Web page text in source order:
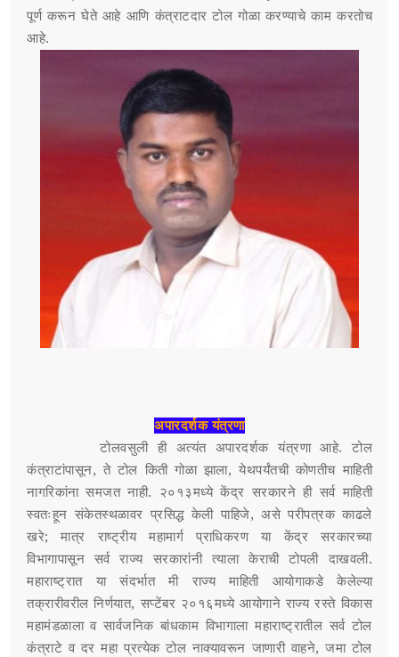
पूर्ण करून घेते आहे आणि कंत्राटदार टोल गोळा करण्याचे काम करतोच
आहे.
अपारदर्शक यंत्रणा
टोलवसुली ही अत्यंत अपारदर्शक यंत्रणा आहे. टोल
कंत्राटांपासून, ते टोल किती गोळा झाला, येथपर्यंतची कोणतीच माहिती
नागरिकांना समजत नाही. २०१३मध्ये केंद्र सरकारने ही सर्व माहिती
स्वतःहून संकेतस्थळावर प्रसिद्ध केली पाहिजे, असे परीपत्रक काढले
खरे; मात्र राष्ट्रीय महामार्ग प्राधिकरण या केंद्र सरकारच्या
विभागापासून सर्व राज्य सरकारांनी त्याला केराची टोपली दाखवली.
महाराष्ट्रात या संदर्भात मी राज्य माहिती आयोगाकडे केलेल्या
तक्रारीवरील निर्णयात, सप्टेंबर २०१६मध्ये आयोगाने राज्य रस्ते विकास
महामंडळाला व सार्वजनिक बांधकाम विभागाला महाराष्ट्रातील सर्व टोल
कंत्राटे व दर महा प्रत्येक टोल नाक्यावरून जाणारी वाहने, जमा टोल